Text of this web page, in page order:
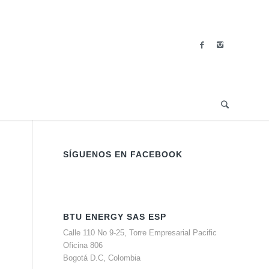
SÍGUENOS EN FACEBOOK
BTU ENERGY SAS ESP
Calle 110 No 9-25, Torre Empresarial Pacific
Oficina 806
Bogotá D.C, Colombia